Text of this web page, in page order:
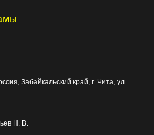
Забайкальский край, г. Чита, ул.
Н. В.